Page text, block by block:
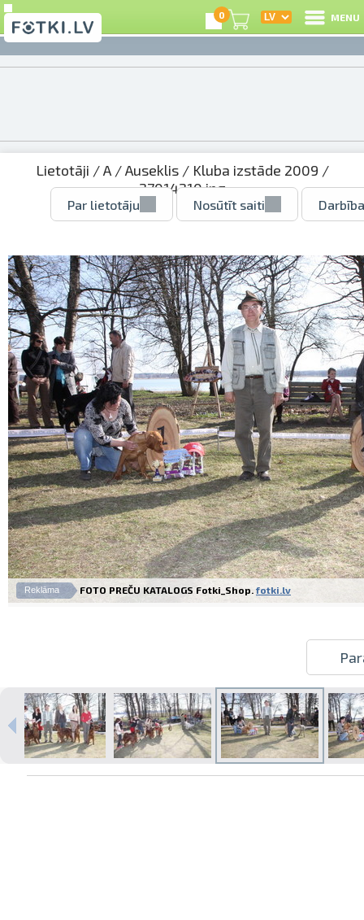
Izdrukas 1h laikā Rīgā – pasūtiet
0 MENU
Lietotāji /A/Auseklis/ Kluba izstāde 2009 /
27014210.jpg
Par lietotāju Nosūtīt saiti
Reklāma FOTO PREČU KATALOGS Fotki_Shop. fotki.lv